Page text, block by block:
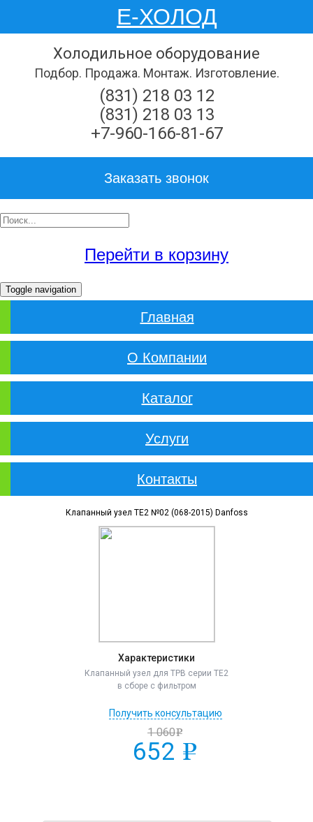
Е-ХОЛОД
Холодильное оборудование
Подбор. Продажа. Монтаж. Изготовление.
(831) 218 03 12
(831) 218 03 13
+7-960-166-81-67
Заказать звонок
Перейти в корзину
Toggle navigation
Главная
О Компании
Каталог
Услуги
Контакты
Клапанный узел TE2 №02 (068-2015) Danfoss
Характеристики
Клапанный узел для ТРВ серии TE2
в сборе с фильтром
Получить консультацию
1 060e
652 e